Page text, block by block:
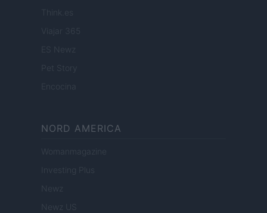
Viajar 365
ES Newz
Pet Story
Encocina
NORD AMERICA
Womanmagazine
Investing Plus
Newz
Newz US